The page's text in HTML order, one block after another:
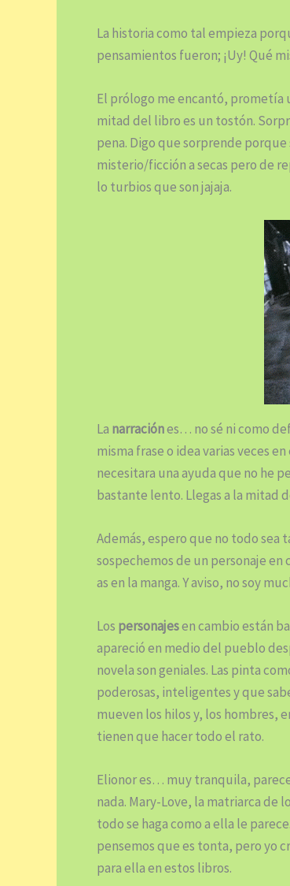
La historia como tal empieza
pensamientos fueron; ¡Uy! Qué
El prólogo me encantó,
mitad del libro es un tostón.
pena. Digo que sorprende
misterio/ficción a secas pero de
lo turbios que son jajaja.
La narraciónes… no sé ni como
misma frase o idea varias veces
necesitara una ayuda que no he
bastante lento. Llegas a la mitad
Además, espero que no todo sea
sospechemos de un personaje
as en la manga. Y aviso, no soy
Los personajesen cambio están
apareció en medio del pueblo
novela son geniales. Las pinta
poderosas, inteligentes y que
mueven los hilos y, los hombres,
tienen que hacer todo el rato.
Elionor es… muy tranquila,
nada. Mary-Love, la matriarca de
todo se haga como a ella le
pensemos que es tonta, pero yo
para ella en estos libros.